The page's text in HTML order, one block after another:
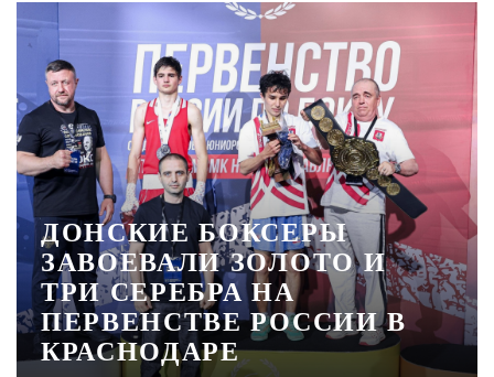
ВОПРОС НЕДЕЛИ
ПРЕМЬЕРА
ТАМ И ТУТ
СТИЛЬ ЖИЗНИ
ХАЙП
ЧЕЛОВЕК ОСОБЕННЫЙ
КУЛЬТ ЕДЫ
АФИША
ЖУРНАЛ
ДОНСКИЕ БОКСЕРЫ
ЗАВОЕВАЛИ ЗОЛОТО И
ТРИ СЕРЕБРА НА
ПЕРВЕНСТВЕ РОССИИ В
КРАСНОДАРЕ